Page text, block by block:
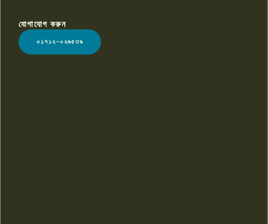
LOGO
যোগাযোগ করুন
০১৭১২-০২৬৫৩৯